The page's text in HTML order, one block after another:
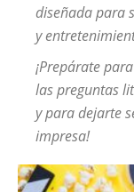
diseñada para
y
¡Prepárate
las preguntas
y para dejarte
impresa!